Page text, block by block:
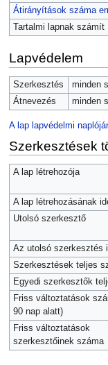
Átirányítások száma
Tartalmi lapnak számít
Lapvédelem
Szerkesztés
minden
Átnevezés
minden
A lap lapvédelmi
Szerkesztések
A lap létrehozója
A lap létrehozásának
Utolsó szerkesztő
Az utolsó szerkesztés
Szerkesztések teljes
Egyedi szerkesztők
Friss változtatások
90 nap alatt)
Friss változtatások
szerkesztőinek száma